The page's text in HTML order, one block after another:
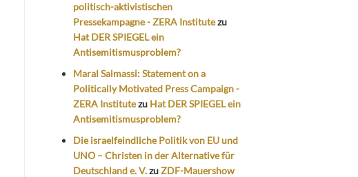
politisch-aktivistischen
Pressekampagne - ZERA Institutezu
Hat DER SPIEGEL ein
Antisemitismusproblem?
Maral Salmassi: Statement on a
Politically Motivated Press Campaign -
ZERA Institutezu Hat DER SPIEGEL ein
Antisemitismusproblem?
Die israelfeindliche Politik von EU und
UNO – Christen in der Alternative für
Deutschland e. V.zuZDF-Mauershow